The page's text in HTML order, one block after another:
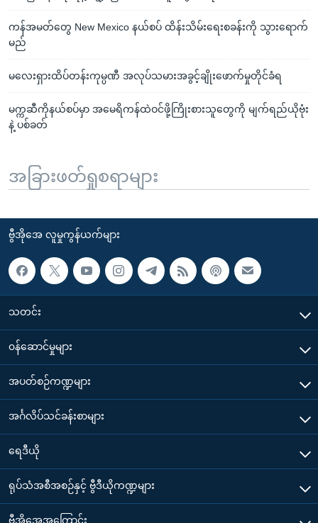
ကန်အမတ်တွေ New Mexico နယ်စပ် ထိန်းသိမ်းရေးစခန်းကို သွားရောက်
မည်
မလေးရှားထိပ်တန်းကုမ္ပဏီ အလုပ်သမားအခွင့်ချိုးဖောက်မှုတိုင်ခံရ
မက္ကဆီကိုနယ်စပ်မှာ အမေရိကန်ထဲဝင်ဖို့ကြိုးစားသူတွေကို မျက်ရည်ယိုဗုံး
နဲ့ ပစ်ခတ်
အခြားဖတ်ရှုစရာများ
ဗွီအိုအေ လူမှုကွန်ယက်များ
သတင်း
၀န်ဆောင်မှုများ
အပတ်စဉ်ကဏ္ဍများ
အင်္ဂလိပ်သင်ခန်းစာများ
ရေဒီယို
ရုပ်သံအစီအစဉ်နှင့် ဗွီဒီယိုကဏ္ဍများ
ဗွီအိုအေအကြောင်း